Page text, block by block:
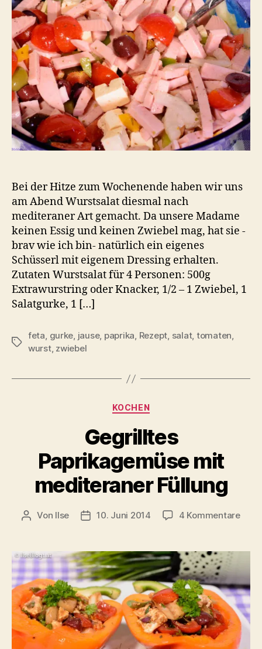
mit
Bei der Hitze zum Wochenende haben wir uns
am Abend Wurstsalat diesmal nach
mediteraner Art gemacht. Da unsere Madame
keinen Essig und keinen Zwiebel mag, hat sie -
brav wie ich bin- natürlich ein eigenes
Schüsserl mit eigenem Dressing erhalten.
Zutaten Wurstsalat für 4 Personen: 500g
Extrawurstring oder Knacker, 1/2 – 1 Zwiebel, 1
Salatgurke, 1 […]
Schlagwörter
feta, gurke, jause, paprika, Rezept, salat, tomaten,
wurst, zwiebel
Kategorien
KOCHEN
Gegrilltes
Paprikagemüse mit
mediteraner Füllung
Beitragsautor
Von Ilse Beitragsdatum
10. Juni 2014 4 Kommentarezu
mit